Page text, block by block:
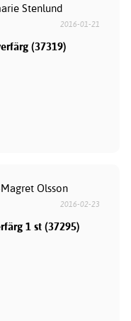
Stenlund
2016-01-21
(37319)
Olsson
2016-02-23
1 st (37295)